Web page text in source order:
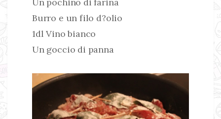
Burro e un filo d?olio
1dl Vino bianco
Un goccio di panna